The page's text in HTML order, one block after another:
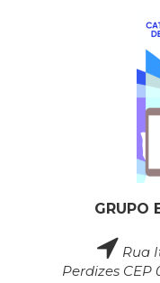
GRUPO
Rua
Perdizes CEP